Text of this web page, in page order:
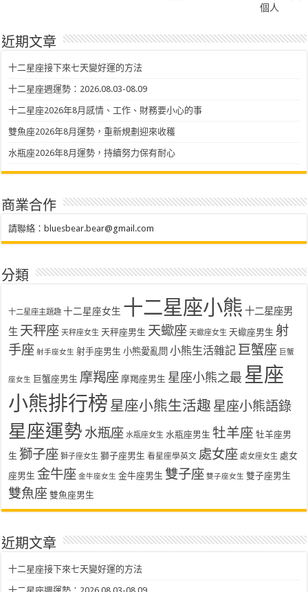
個人
近期文章
十二星座接下來七天變好運的方法
十二星座週運勢：2026.08.03-08.09
十二星座2026年8月感情、工作、財務要小心的事
雙魚座2026年8月運勢，重新規劃迎來收穫
水瓶座2026年8月運勢，持續努力保有耐心
商業合作
請聯絡： bluesbear.bear@gmail.com
分類
十二星座主題趣 十二星座女生 十二星座小熊 十二星座男
生 天秤座 天秤座女生 天秤座男生 天蠍座 天蠍座女生 天蠍座男生 射
手座 射手座女生 射手座男生 小熊愛亂問 小熊生活雜記 巨蟹座 巨蟹
座女生 巨蟹座男生 摩羯座 摩羯座男生 星座小熊之最 星座
小熊排行榜 星座小熊生活趣 星座小熊語錄
星座運勢 水瓶座 水瓶座女生 水瓶座男生 牡羊座 牡羊座男
生 獅子座 獅子座女生 獅子座男生 看星座學英文 處女座 處女座女生 處女
座男生 金牛座 金牛座女生 金牛座男生 雙子座 雙子座女生 雙子座男生
雙魚座 雙魚座男生
近期文章
十二星座接下來七天變好運的方法